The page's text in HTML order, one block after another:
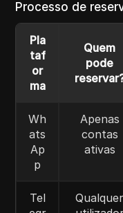
Processo de
Pla
taf
or
ma
Quem
pode
Wh
ats
Ap
p
Apenas
contas
ativas
Tel
Qualquer